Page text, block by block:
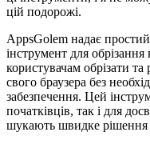
цій подорожі.
AppsGolem надає
інструмент для
користувачам обрізати та
свого браузера без
забезпечення. Цей
початківців, так і для
шукають швидке рішення